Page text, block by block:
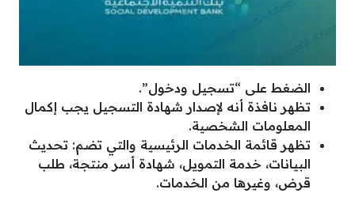
الضغط على “تسجيل ودخول”.
تظهر نافذة أنه لإصدار شهادة التسجيل يجب إكمال
المعلومات الشخصية.
تظهر قائمة الخدمات الرئيسية والتي تضم: تحديث
البيانات، خدمة التمويل، شهادة أسر منتجة، طلب
قرض، وغيرها من الخدمات.